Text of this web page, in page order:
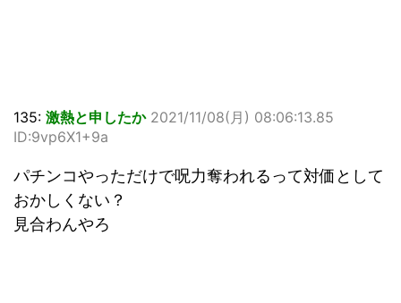
135: 激熱と申したか 2021/11/08(月) 08:06:13.85
ID:9vp6X1+9a
パチンコやっただけで呪力奪われるって対価として
おかしくない？
見合わんやろ